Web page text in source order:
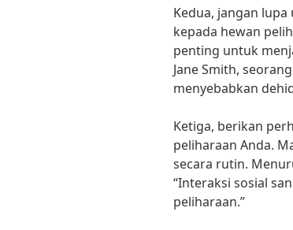
Kedua, jangan
kepada hewan
penting untuk
Jane Smith,
menyebabkan
Ketiga, berikan
peliharaan Anda.
secara rutin.
“Interaksi sosial
peliharaan.”